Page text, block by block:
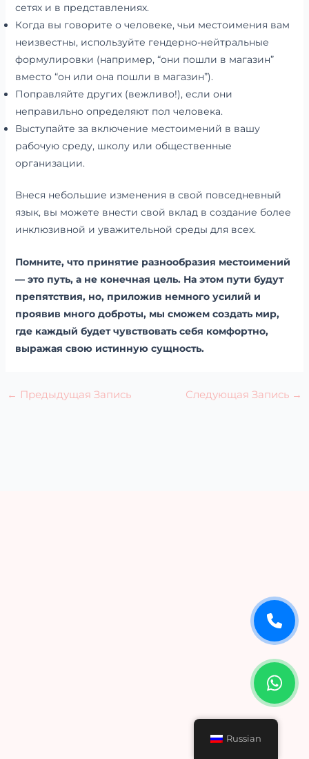
сетях и в представлениях.
Когда вы говорите о человеке, чьи местоимения вам
неизвестны, используйте гендерно-нейтральные
формулировки (например, “они пошли в магазин”
вместо “он или она пошли в магазин”).
Поправляйте других (вежливо!), если они
неправильно определяют пол человека.
Выступайте за включение местоимений в вашу
рабочую среду, школу или общественные
организации.
Внеся небольшие изменения в свой повседневный
язык, вы можете внести свой вклад в создание более
инклюзивной и уважительной среды для всех.
Помните, что принятие разнообразия местоимений
— это путь, а не конечная цель. На этом пути будут
препятствия, но, приложив немного усилий и
проявив много доброты, мы сможем создать мир,
где каждый будет чувствовать себя комфортно,
выражая свою истинную сущность.
← Предыдущая Запись Следующая Запись →
Russian